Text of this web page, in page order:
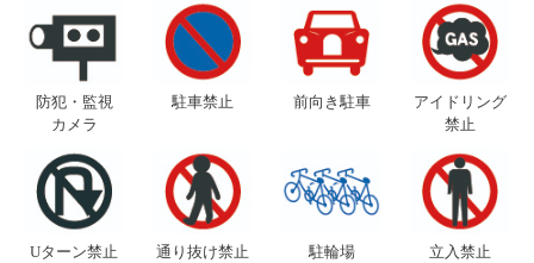
防犯・監視
カメラ
駐車禁止 前向き駐車
アイドリング
禁止
Uターン禁止 通り抜け禁止
駐輪場
立入禁止